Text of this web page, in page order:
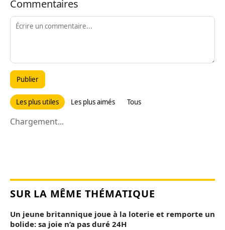
Commentaires
Publier
Les plus utiles Les plus aimés Tous
Chargement...
SUR LA MÊME THÉMATIQUE
Un jeune britannique joue à la loterie et remporte un
bolide: sa joie n’a pas duré 24H